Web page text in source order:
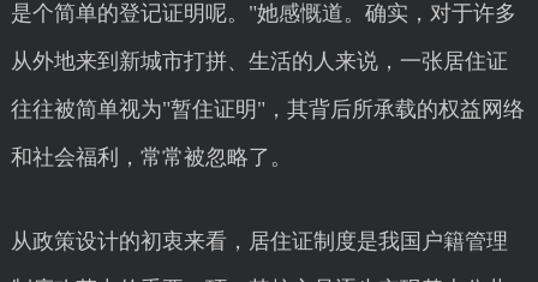
是个简单的登记证明呢。"她感慨道。确实，对于许多
从外地来到新城市打拼、生活的人来说，一张居住证
往往被简单视为"暂住证明"，其背后所承载的权益网络
和社会福利，常常被忽略了。
从政策设计的初衷来看，居住证制度是我国户籍管理